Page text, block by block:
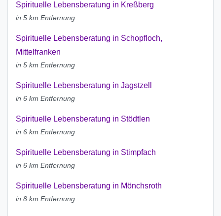
Spirituelle Lebensberatung in Kreßberg
in 5 km Entfernung
Spirituelle Lebensberatung in Schopfloch,
Mittelfranken
in 5 km Entfernung
Spirituelle Lebensberatung in Jagstzell
in 6 km Entfernung
Spirituelle Lebensberatung in Stödtlen
in 6 km Entfernung
Spirituelle Lebensberatung in Stimpfach
in 6 km Entfernung
Spirituelle Lebensberatung in Mönchsroth
in 8 km Entfernung